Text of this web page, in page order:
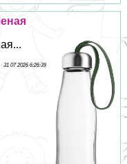
31 07 2026 6:26:39